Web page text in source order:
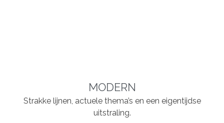
MODERN
Strakke lijnen, actuele thema’s en een eigentijdse
uitstraling.